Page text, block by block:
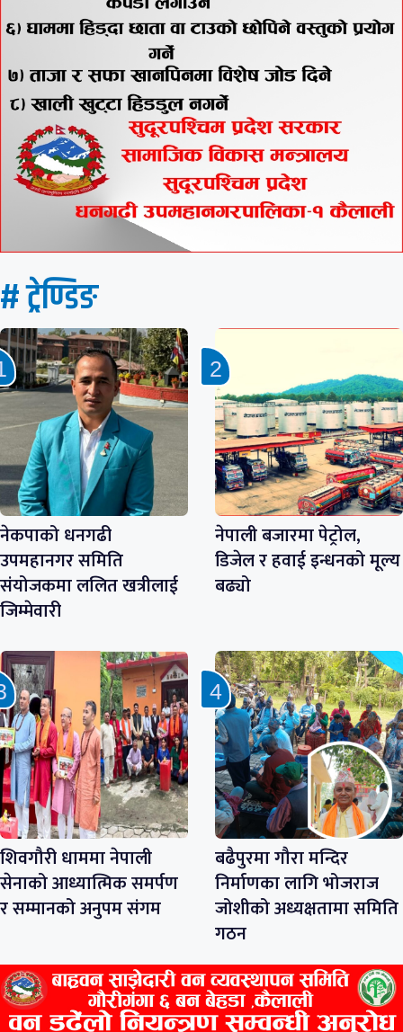
# ट्रेण्डिङ
नेकपाको धनगढी
उपमहानगर समिति
संयोजकमा ललित खत्रीलाई
जिम्मेवारी
नेपाली बजारमा पेट्रोल,
डिजेल र हवाई इन्धनको मूल्य
बढ्यो
शिवगौरी धाममा नेपाली
सेनाको आध्यात्मिक समर्पण
र सम्मानको अनुपम संगम
बढैपुरमा गौरा मन्दिर
निर्माणका लागि भोजराज
जोशीको अध्यक्षतामा समिति
गठन